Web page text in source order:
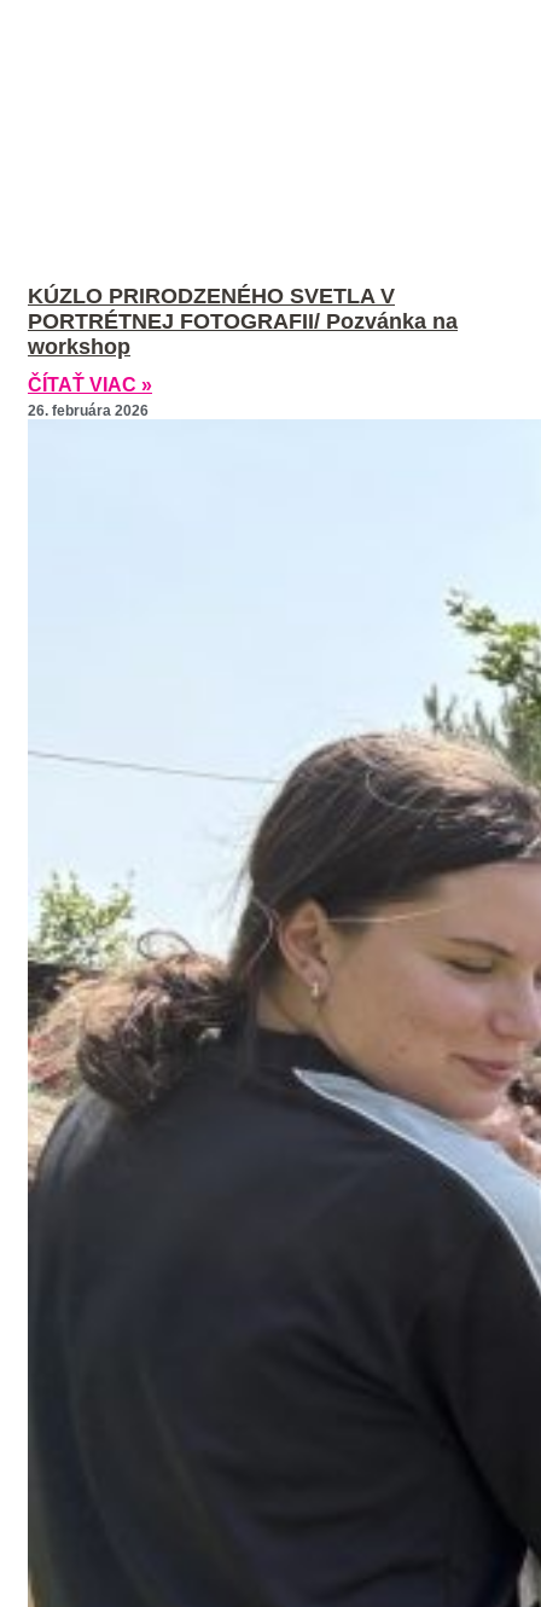
KÚZLO PRIRODZENÉHO SVETLA V
PORTRÉTNEJ FOTOGRAFII/ Pozvánka na
workshop
ČÍTAŤ VIAC »
26. februára 2026